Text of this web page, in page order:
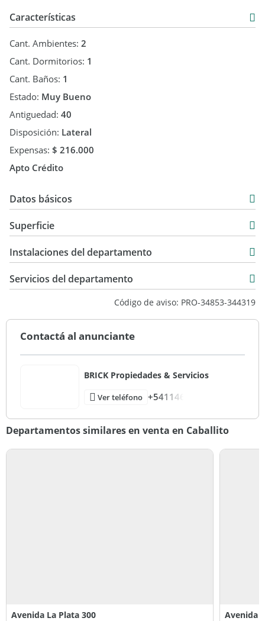
Características
Cant. Ambientes: 2
Cant. Dormitorios: 1
Cant. Baños: 1
Estado: Muy Bueno
Antiguedad: 40
Disposición: Lateral
Expensas: $ 216.000
Apto Crédito
Datos básicos
Venta
USD 72.000
Superficie
32 m2
Instalaciones del departamento
Servicios del departamento
Código de aviso: PRO-34853-344319
Contactá al anunciante
BRICK Propiedades & Servicios
Ver teléfono +541146
Departamentos similares en venta en Caballito
Avenida La Plata 300 Avenida